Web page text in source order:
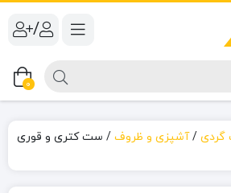
/
0
گردی /آشپزی و ظروف / ست کتری و قوری